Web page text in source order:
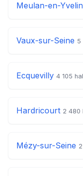
Meulan-en-
Vaux-sur-Seine 5
Ecquevilly 4 105
Hardricourt 2 480
Mézy-sur-Seine